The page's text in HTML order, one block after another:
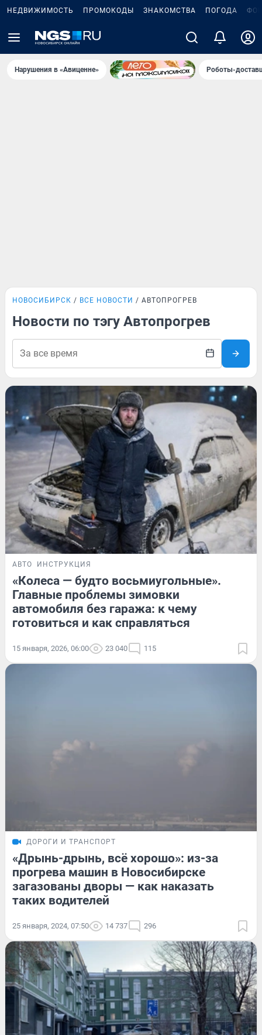
НЕДВИЖИМОСТЬ ПРОМОКОДЫ ЗНАКОМСТВА ПОГОДА
Нарушения в «Авиценне» Роботы-
НОВОСИБИРСК ВСЕ НОВОСТИ АВТОПРОГРЕВ
Новости по тэгу Автопрогрев
АВТО ИНСТРУКЦИЯ
«Колеса — будто восьмиугольные».
Главные проблемы зимовки
автомобиля без гаража: к чему
готовиться и как справляться
15 января, 2026, 06:00 23 040 115
ДОРОГИ И ТРАНСПОРТ
«Дрынь-дрынь, всё хорошо»: из-за
прогрева машин в Новосибирске
загазованы дворы — как наказать
таких водителей
25 января, 2024, 07:50 14 737 296